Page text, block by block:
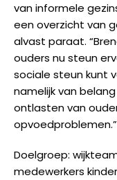
van informele
een overzicht van
alvast paraat.
ouders nu steun
sociale steun kunt
namelijk van
ontlasten van
opvoedproblemen.”
Doelgroep:
medewerkers